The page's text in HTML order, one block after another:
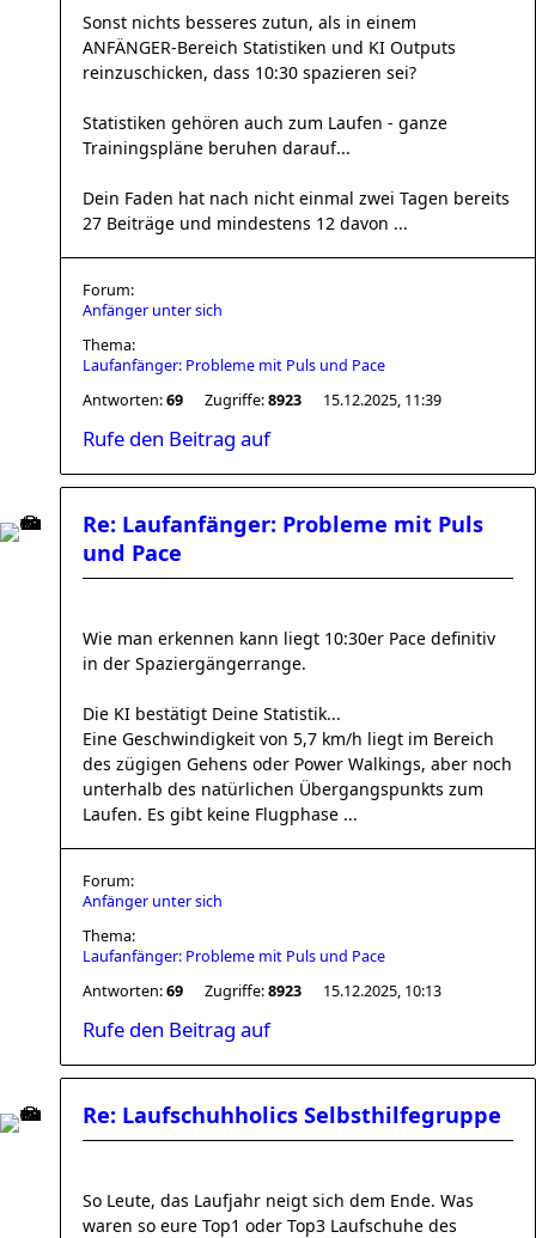
Sonst nichts besseres zutun, als in einem
ANFÄNGER-Bereich Statistiken und KI Outputs
reinzuschicken, dass 10:30 spazieren sei?
Statistiken gehören auch zum Laufen - ganze
Trainingspläne beruhen darauf...
Dein Faden hat nach nicht einmal zwei Tagen bereits
27 Beiträge und mindestens 12 davon ...
Forum:
Anfänger unter sich
Thema:
Laufanfänger: Probleme mit Puls und Pace
Antworten:69 Zugriffe:8923 15.12.2025, 11:39
Rufe den Beitrag auf
Re: Laufanfänger: Probleme mit Puls
und Pace
Wie man erkennen kann liegt 10:30er Pace definitiv
in der Spaziergängerrange.
Die KI bestätigt Deine Statistik...
Eine Geschwindigkeit von 5,7 km/h liegt im Bereich
des zügigen Gehens oder Power Walkings, aber noch
unterhalb des natürlichen Übergangspunkts zum
Laufen. Es gibt keine Flugphase ...
Forum:
Anfänger unter sich
Thema:
Laufanfänger: Probleme mit Puls und Pace
Antworten:69 Zugriffe:8923 15.12.2025, 10:13
Rufe den Beitrag auf
Re: Laufschuhholics Selbsthilfegruppe
So Leute, das Laufjahr neigt sich dem Ende. Was
waren so eure Top1 oder Top3 Laufschuhe des